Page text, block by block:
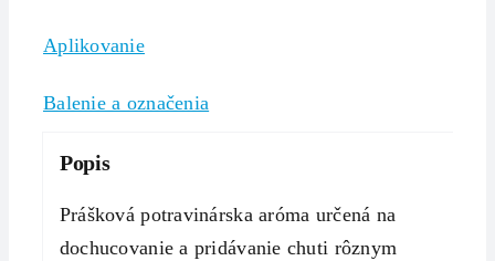
Aplikovanie
Balenie a označenia
Popis
Prášková potravinárska aróma určená na
dochucovanie a pridávanie chuti rôznym